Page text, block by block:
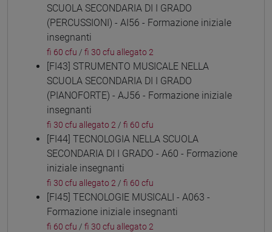
SCUOLA SECONDARIA DI I GRADO
(PERCUSSIONI) - AI56 - Formazione iniziale
insegnanti
fi 60 cfu / fi 30 cfu allegato 2
[FI43] STRUMENTO MUSICALE NELLA
SCUOLA SECONDARIA DI I GRADO
(PIANOFORTE) - AJ56 - Formazione iniziale
insegnanti
fi 30 cfu allegato 2 / fi 60 cfu
[FI44] TECNOLOGIA NELLA SCUOLA
SECONDARIA DI I GRADO - A60 - Formazione
iniziale insegnanti
fi 30 cfu allegato 2 / fi 60 cfu
[FI45] TECNOLOGIE MUSICALI - A063 -
Formazione iniziale insegnanti
fi 60 cfu / fi 30 cfu allegato 2